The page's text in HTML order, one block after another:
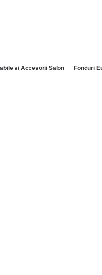
si Accesorii Salon Fonduri